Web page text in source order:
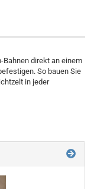
Bahnen direkt an einem
So bauen Sie
in jeder